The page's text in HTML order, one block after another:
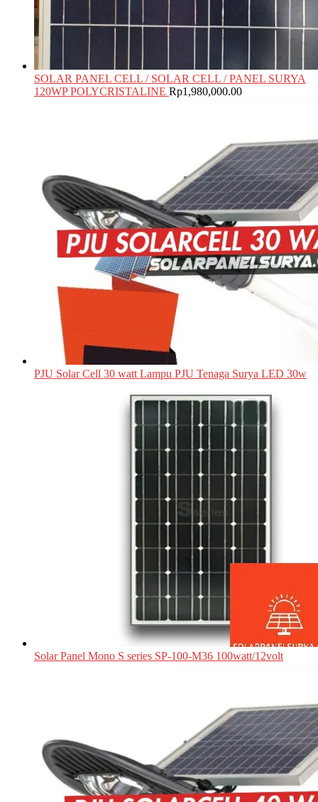
SOLAR PANEL CELL / SOLAR CELL / PANEL SURYA
120WP POLYCRISTALINE Rp1,980,000.00
PJU Solar Cell 30 watt Lampu PJU Tenaga Surya LED 30w
Solar Panel Mono S series SP-100-M36 100watt/12volt